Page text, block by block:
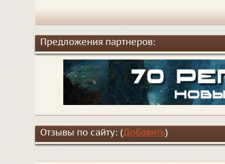
Предложения партнеров:
Отзывы по сайту: (Добавить)